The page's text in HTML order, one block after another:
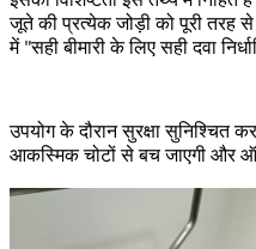
जूते की प्रत्येक जोड़ी को पूरी तरह
में "सही बीमारी के लिए सही दवा
उपयोग के दौरान सुरक्षा
आकस्मिक चोटों से बच जाएगी और